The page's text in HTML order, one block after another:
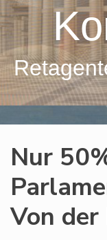
Nur
Von der